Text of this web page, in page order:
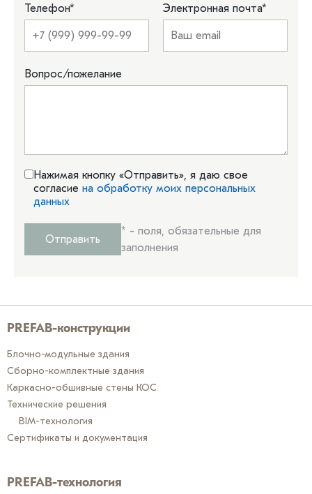
Телефон* Электронная почта*
Вопрос/пожелание
Нажимая кнопку «Отправить», я даю свое
согласие на обработку моих персональных
данных
Отправить
* - поля, обязательные для
заполнения
PREFAB-конструкции
Блочно-модульные здания
Сборно-комплектные здания
Каркасно-обшивные стены КОС
Технические решения
BIM-технология
Сертификаты и документация
PREFAB-технология